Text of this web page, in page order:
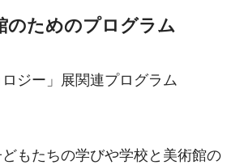
のためのプログラム
ロジー」展関連プログラム
もたちの学びや学校と美術館の